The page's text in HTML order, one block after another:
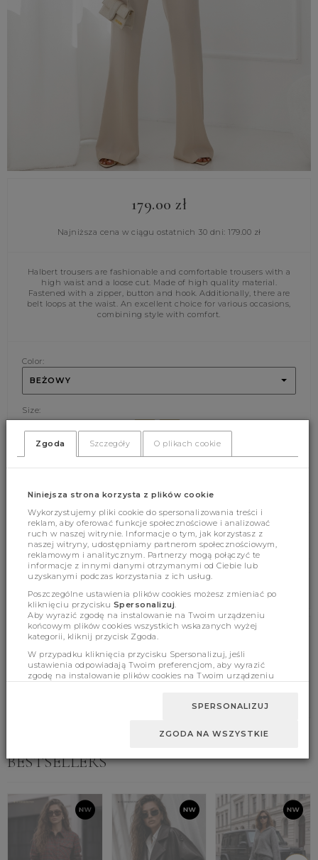
179.00 zł
Najniższa cena w ciągu ostatnich 30 dni: 179.00 zł
Halbert trousers are fashionable and comfortable trousers with a
high waist and a loose cut. Made of high quality material.
Fastened with a zipper, button and hook. Additionally, there are
belt loops at the waist. An excellent choice for various occasions,
combining style with comfort.
Color:
BEŻOWY
Size:
S
M
(396) (0)
Product features
BESTSELLERS
Zgoda Szczegóły O plikach cookie
Niniejsza strona korzysta z plików cookie
Wykorzystujemy pliki cookie do spersonalizowania treści i
reklam, aby oferować funkcje społecznościowe i analizować
ruch w naszej witrynie. Informacje o tym, jak korzystasz z
naszej witryny, udostępniamy partnerom społecznościowym,
reklamowym i analitycznym. Partnerzy mogą połączyć te
informacje z innymi danymi otrzymanymi od Ciebie lub
uzyskanymi podczas korzystania z ich usług.
Poszczególne ustawienia plików cookies możesz zmieniać po
kliknięciu przycisku Spersonalizuj
Aby wyrazić zgodę na instalowanie na Twoim urządzeniu
końcowym plików cookies wszystkich wskazanych wyżej
kategorii, kliknij przycisk Zgoda.
W przypadku kliknięcia przycisku Spersonalizuj, jeśli
ustawienia odpowiadają Twoim preferencjom, aby wyrazić
zgodę na instalowanie plików cookies na Twoim urządzeniu
SPERSONALIZUJ
ZGODA NA WSZYSTKIE